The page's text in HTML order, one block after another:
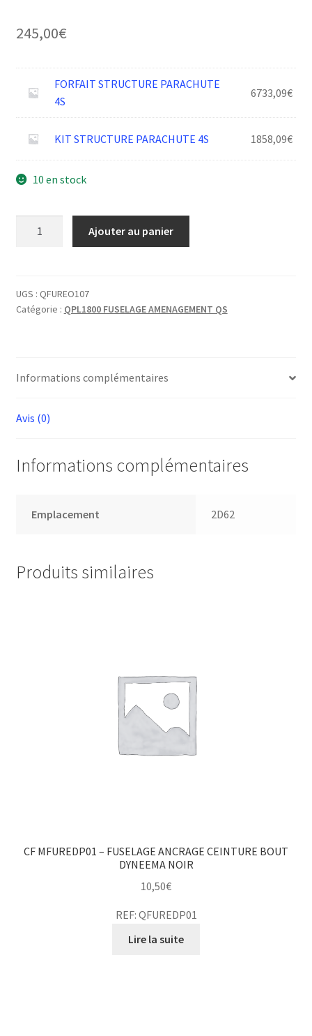
245,00€
FORFAIT STRUCTURE PARACHUTE
4S
6733,09€
KIT STRUCTURE PARACHUTE 4S 1858,09€
10 en stock
4S
CACHE
Ajouter au panier
UGS : QFUREO107
Catégorie : QPL1800 FUSELAGE AMENAGEMENT QS
Informations complémentaires
Avis (0)
Informations complémentaires
Emplacement 2D62
Produits similaires
CF MFUREDP01 – FUSELAGE ANCRAGE CEINTURE BOUT
DYNEEMA NOIR
10,50€
REF: QFUREDP01
Lire la suite